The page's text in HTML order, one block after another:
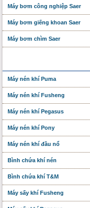
Máy bơm công nghiệp Saer
Máy bơm giếng khoan Saer
Máy bơm chìm Saer
Máy nén khí Puma
Máy nén khí Fusheng
Máy nén khí Pegasus
Máy nén khí Pony
Máy nén khí đầu nổ
Bình chứa khí nén
Bình chứa khí T&M
Máy sấy khí Fusheng